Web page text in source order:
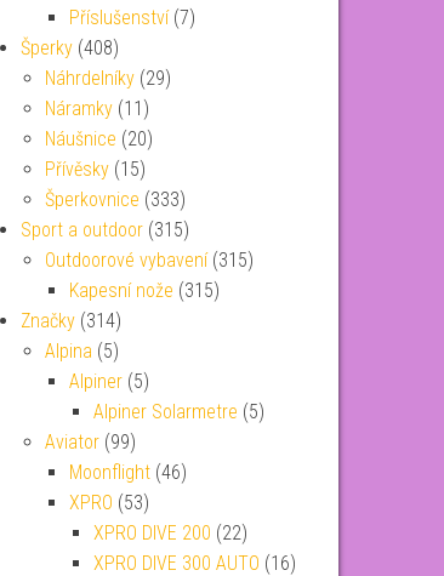
Příslušenství (7)
Šperky (408)
Náhrdelníky (29)
Náramky (11)
Náušnice (20)
Přívěsky (15)
Šperkovnice (333)
Sport a outdoor (315)
Outdoorové vybavení (315)
Kapesní nože (315)
Značky (314)
Alpina (5)
Alpiner (5)
Alpiner Solarmetre (5)
Aviator (99)
Moonflight (46)
XPRO (53)
XPRO DIVE 200 (22)
XPRO DIVE 300 AUTO (16)